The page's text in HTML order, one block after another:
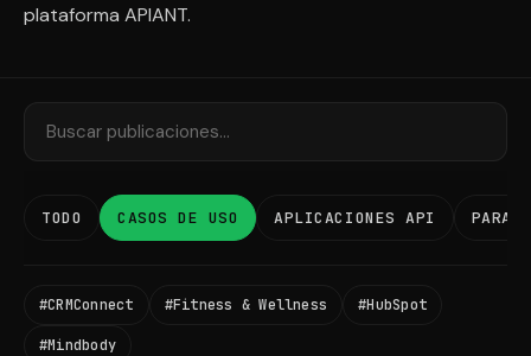
plataforma APIANT.
TODO CASOS DE USO APLICACIONES API PARA
#CRMConnect #Fitness & Wellness #HubSpot
#Mindbody